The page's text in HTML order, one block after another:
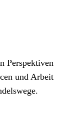
Perspektiven
und Arbeit